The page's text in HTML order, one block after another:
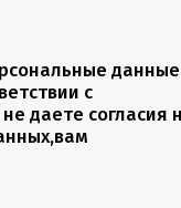
данные
с
даете согласия